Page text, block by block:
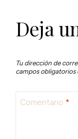
Deja
Tu dirección de
campos obligatorios
Comentario *